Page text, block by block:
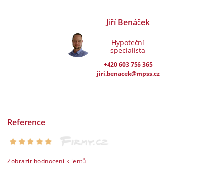
Jiří Benáček
Hypoteční
specialista
+420 603 756 365
jiri.benacek@mpss.cz
Reference
Zobrazit hodnocení klientů